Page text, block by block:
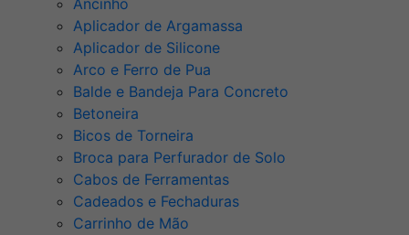
Ancinho
Aplicador de Argamassa
Aplicador de Silicone
Arco e Ferro de Pua
Balde e Bandeja Para Concreto
Betoneira
Bicos de Torneira
Broca para Perfurador de Solo
Cabos de Ferramentas
Cadeados e Fechaduras
Carrinho de Mão